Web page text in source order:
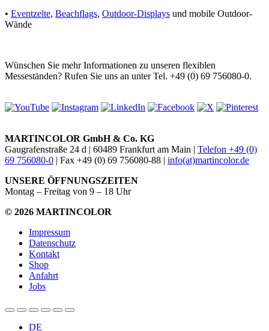
• Eventzelte, Beachflags, Outdoor-Displays und mobile Outdoor-
Wände
Wünschen Sie mehr Informationen zu unseren flexiblen
Messeständen? Rufen Sie uns an unter Tel. +49 (0) 69 756080-0.
MARTINCOLOR GmbH & Co. KG
Gaugrafenstraße 24 d | 60489 Frankfurt am Main | Telefon +49 (0)
69 756080-0 | Fax +49 (0) 69 756080-88 | info(at)martincolor.de
UNSERE ÖFFNUNGSZEITEN
Montag – Freitag von 9 – 18 Uhr
© 2026 MARTINCOLOR
Impressum
Datenschutz
Kontakt
Shop
Anfahrt
Jobs
DE